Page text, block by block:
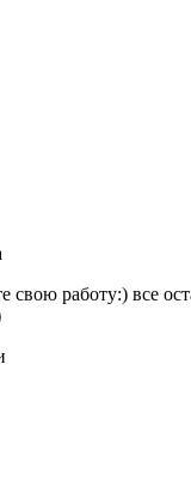
свою работу:) все